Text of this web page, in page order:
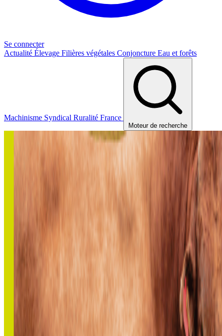
Se connecter
Actualité Élevage Filières végétales Conjoncture Eau et forêts
Machinisme Syndical Ruralité France
Moteur de recherche